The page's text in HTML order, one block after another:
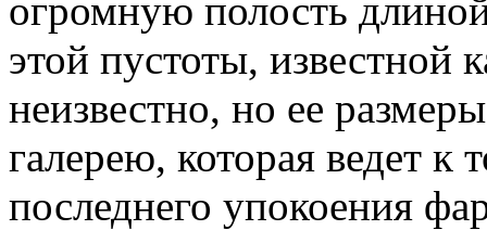
огромную полость
этой пустоты, известной
неизвестно, но ее
галерею, которая ведет к
последнего упокоения